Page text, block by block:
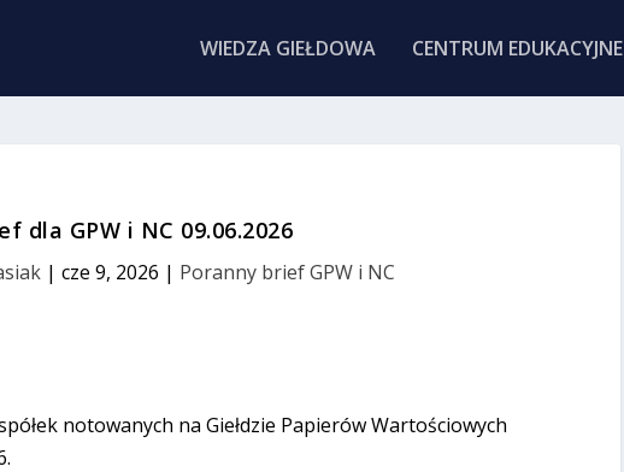
WIEDZA GIEŁDOWA CENTRUM EDUKACYJNE
dla GPW i NC 09.06.2026
|cze 9, 2026 | Poranny brief GPW i NC
notowanych na Giełdzie Papierów Wartościowych